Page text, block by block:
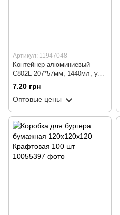
Артикул: 11947048
Контейнер алюминиевый
C802L 207*57мм, 1440мл, уп
100шт
7.20 грн
Оптовые цены